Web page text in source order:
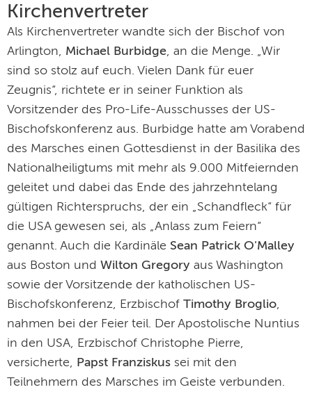
Kirchenvertreter
Als Kirchenvertreter wandte sich der Bischof von
Arlington, Michael Burbidge, an die Menge. „Wir
sind so stolz auf euch. Vielen Dank für euer
Zeugnis“, richtete er in seiner Funktion als
Vorsitzender des Pro-Life-Ausschusses der US-
Bischofskonferenz aus. Burbidge hatte am Vorabend
des Marsches einen Gottesdienst in der Basilika des
Nationalheiligtums mit mehr als 9.000 Mitfeiernden
geleitet und dabei das Ende des jahrzehntelang
gültigen Richterspruchs, der ein „Schandfleck“ für
die USA gewesen sei, als „Anlass zum Feiern“
genannt. Auch die Kardinäle Sean Patrick O'Malley
aus Boston und Wilton Gregory aus Washington
sowie der Vorsitzende der katholischen US-
Bischofskonferenz, Erzbischof Timothy Broglio,
nahmen bei der Feier teil. Der Apostolische Nuntius
in den USA, Erzbischof Christophe Pierre,
versicherte, Papst Franziskus sei mit den
Teilnehmern des Marsches im Geiste verbunden.